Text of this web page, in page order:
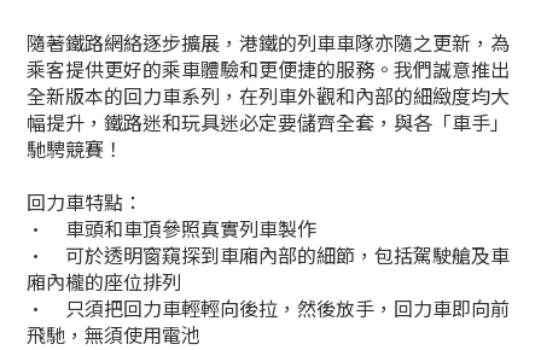
隨著鐵路網絡逐步擴展，港鐵的列車車隊亦隨之更新，為
乘客提供更好的乘車體驗和更便捷的服務。我們誠意推出
全新版本的回力車系列，在列車外觀和內部的細緻度均大
幅提升，鐵路迷和玩具迷必定要儲齊全套，與各「車手」
馳騁競賽！
回力車特點：
•
車頭和車頂參照真實列車製作
•
可於透明窗窺探到車廂內部的細節，包括駕駛艙及車
廂內櫳的座位排列
•
只須把回力車輕輕向後拉，然後放手，回力車即向前
飛馳，無須使用電池